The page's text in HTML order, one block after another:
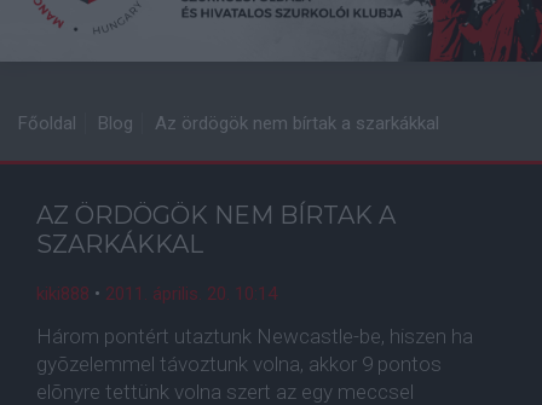
Főoldal Blog Az ördögök nem bírtak a szarkákkal
AZ ÖRDÖGÖK NEM BÍRTAK A
SZARKÁKKAL
kiki888 • 2011. április. 20. 10:14
Három pontért utaztunk Newcastle-be, hiszen ha
gyõzelemmel távoztunk volna, akkor 9 pontos
elõnyre tettünk volna szert az egy meccsel